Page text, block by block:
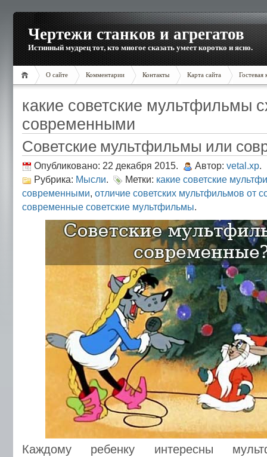
Чертежи станков и агрегатов
Истинный мудрец тот, кто многое сказать умеет коротко и ясно.
О сайте Комментарии Контакты Карта сайта Гостевая
какие советские мультфильмы
современными
Советские мультфильмы или
Опубликовано: 22 декабря 2015. Автор: vetal.xp.
Рубрика: Мысли. Метки: какие советские
современными, отличие советских мультфильмов от
современные советские мультфильмы.
Каждому ребенку интересны